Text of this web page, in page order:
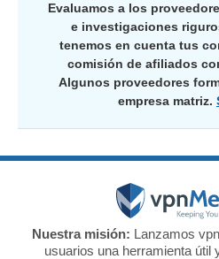
Evaluamos a los
e investigaciones
tenemos en cuenta tus
comisión de afiliados
Algunos proveedores
empresa matriz.
Nuestra misión: Lanzamos
usuarios una herramienta útil